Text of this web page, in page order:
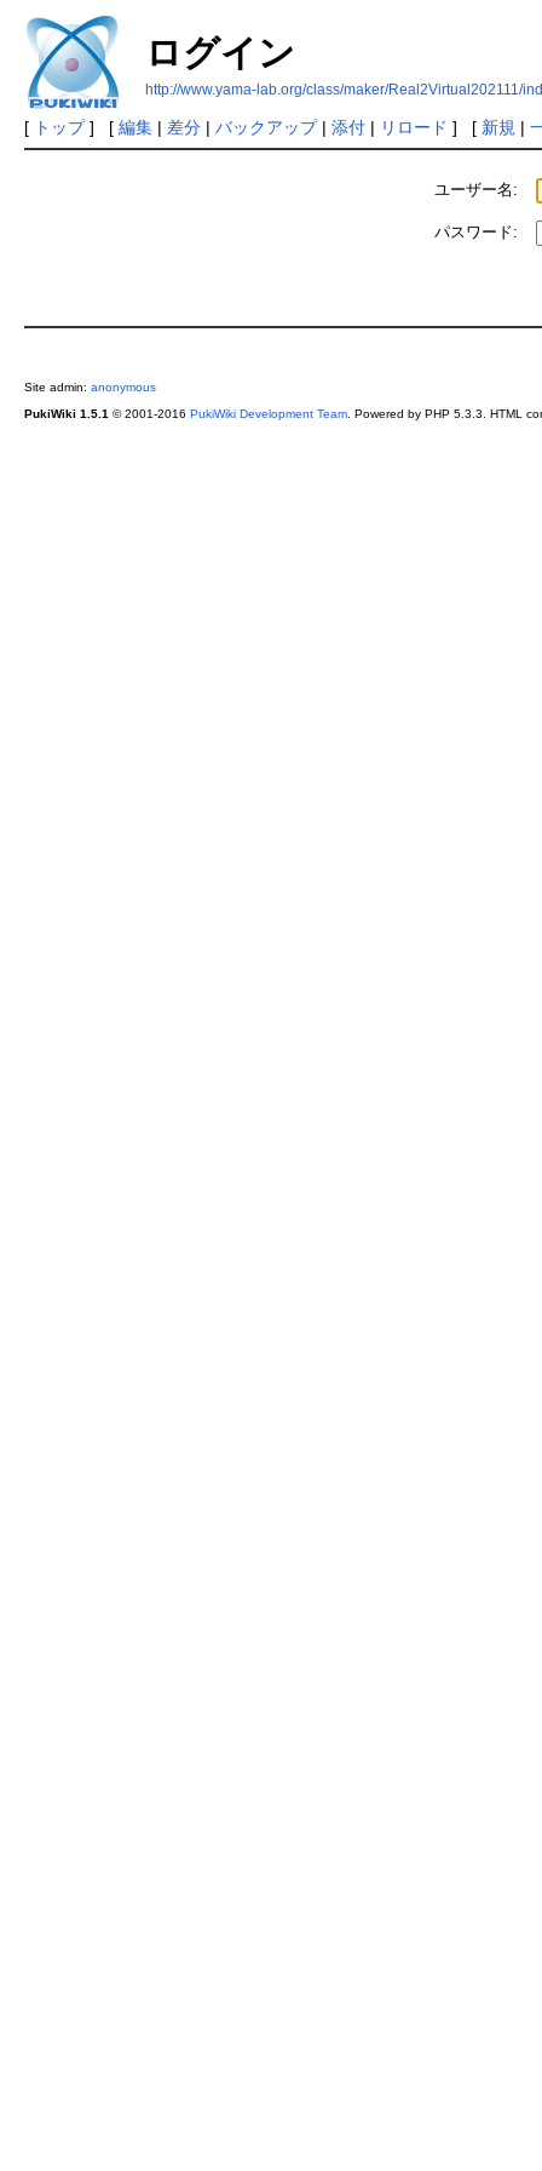
ログイン
http://www.yama-lab.org/class/maker/Real2Virtual202111/
[ トップ] [ 編集| 差分| バックアップ| 添付| リロード ] [ 新規 |
ユーザー名:
パスワード:
Site admin: anonymous
PukiWiki 1.5.1 © 2001-2016 PukiWiki Development Team. Powered by PHP 5.3.3. HTML